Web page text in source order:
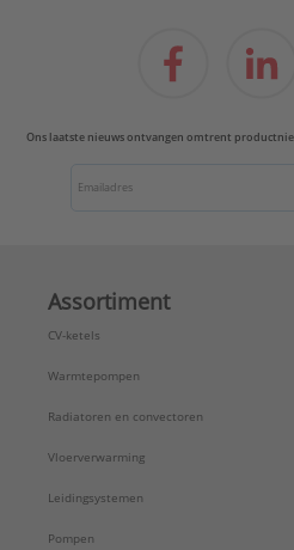
Ons laatste nieuws ontvangen omtrent
Assortiment
CV-ketels
Warmtepompen
Radiatoren en convectoren
Vloerverwarming
Leidingsystemen
Pompen